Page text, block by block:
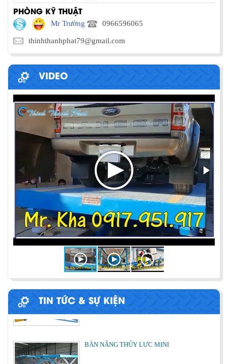
PHÒNG KỸ THUẬT
Mr Trường 0966596065
thinhthanhphat79@gmail.com
VIDEO
TIN TỨC & SỰ KIỆN
PHƯƠNG PHÁP ĐÓNG HÀNG LÊN
CONTAINER
Chia sẻ bí quyết và phương pháp đóng hàng lên
container một cách hiệu quả nhất
ỨNG DỤNG CỦA BÀN NÂNG THỦY LỰC